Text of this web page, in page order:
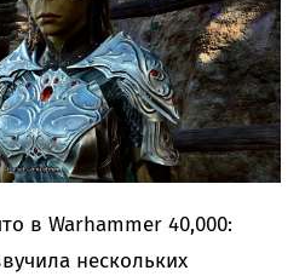
в Warhammer 40,000:
нескольких